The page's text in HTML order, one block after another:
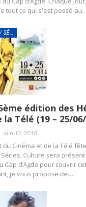
tout ce qui s'est passé
FESTIVALS CINÉMA / SÉRIES
édition des
Télé (19 – 25/
Juin 12, 2018
du Cinéma et de la Télé
Culture sera
Cap d’Agde pour couvrir
je vous propose de…